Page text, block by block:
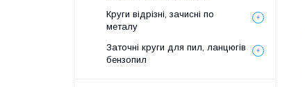
Круги відрізні, зачисні по
металу
Заточні круги для пил, ланцюгів
бензопил